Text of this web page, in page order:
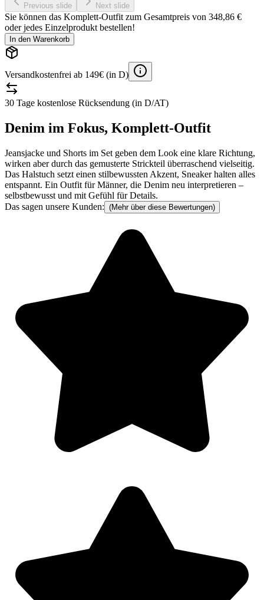
Previous slide Next slide
Sie können das Komplett-Outfit zum Gesamtpreis von 348,86 €
oder jedes Einzelprodukt bestellen!
In den Warenkorb
Versandkostenfrei ab 149€ (in D)
30 Tage kostenlose Rücksendung (in D/AT)
Denim im Fokus, Komplett-Outfit
Jeansjacke und Shorts im Set geben dem Look eine klare Richtung,
wirken aber durch das gemusterte Strickteil überraschend vielseitig.
Das Halstuch setzt einen stilbewussten Akzent, Sneaker halten alles
entspannt. Ein Outfit für Männer, die Denim neu interpretieren –
selbstbewusst und mit Gefühl für Details.
Das sagen unsere Kunden: (Mehr über diese Bewertungen)